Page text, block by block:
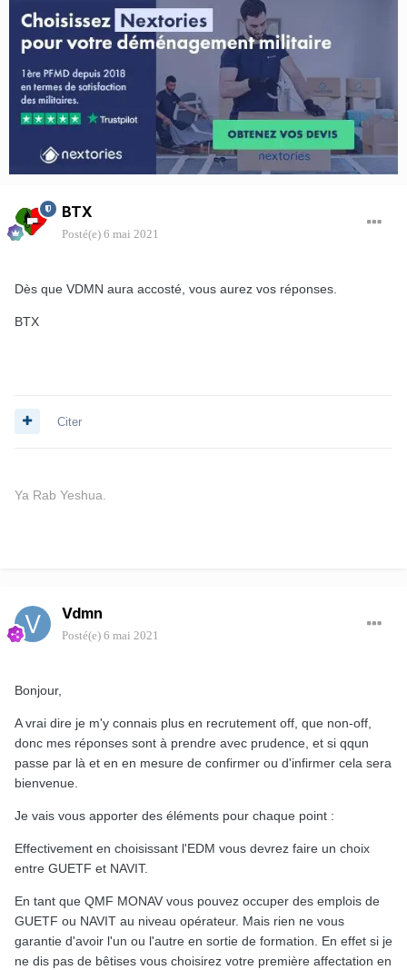
BTX
Posté(e) 6 mai 2021
Dès que VDMN aura accosté, vous aurez vos réponses.
BTX
Citer
Ya Rab Yeshua.
Vdmn
Posté(e) 6 mai 2021
Bonjour,
A vrai dire je m'y connais plus en recrutement off, que non-off,
donc mes réponses sont à prendre avec prudence, et si qqun
passe par là et en en mesure de confirmer ou d'infirmer cela sera
bienvenue.
Je vais vous apporter des éléments pour chaque point :
Effectivement en choisissant l'EDM vous devrez faire un choix
entre GUETF et NAVIT.
En tant que QMF MONAV vous pouvez occuper des emplois de
GUETF ou NAVIT au niveau opérateur. Mais rien ne vous
garantie d'avoir l'un ou l'autre en sortie de formation. En effet si je
ne dis pas de bêtises vous choisirez votre première affectation en